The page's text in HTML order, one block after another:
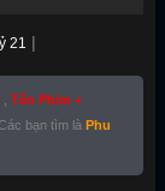
21 |
Tên Phim +
bạn tìm là Phu